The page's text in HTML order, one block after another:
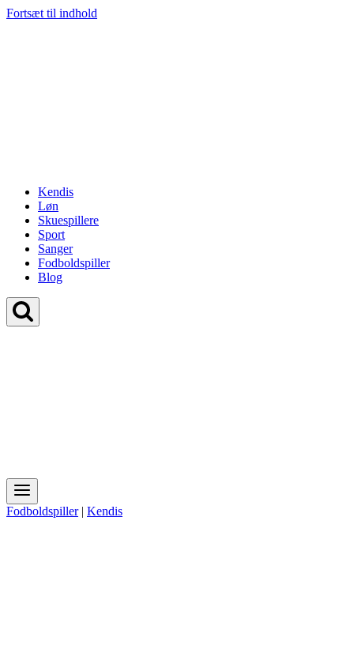
Fortsæt til indhold
Kendis
Løn
Skuespillere
Sport
Sanger
Fodboldspiller
Blog
Fodboldspiller| Kendis